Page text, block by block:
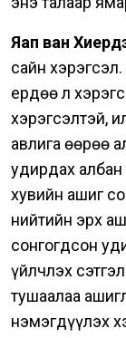
Яап ван
сайн
ердөө л
хэрэгсэлтэй,
авлига өөрөө
удирдах
хувийн ашиг
нийтийн эрх
сонгогдсон
үйлчлэх
тушаалаа
нэмэгдүүлэх